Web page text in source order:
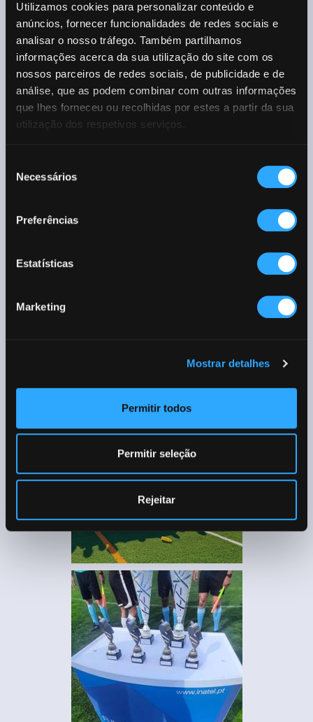
Utilizamos cookies para personalizar conteúdo e
anúncios, fornecer funcionalidades de redes sociais e
analisar o nosso tráfego. Também partilhamos
informações acerca da sua utilização do site com os
nossos parceiros de redes sociais, de publicidade e de
análise, que as podem combinar com outras informações
que lhes forneceu ou recolhidas por estes a partir da sua
utilização dos respetivos serviços.
Necessários
Preferências
Estatísticas
Marketing
Mostrar detalhes
Permitir todos
Permitir seleção
Rejeitar